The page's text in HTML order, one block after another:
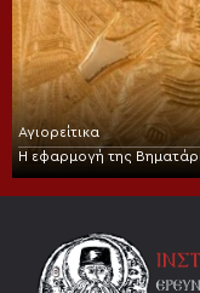
Αγιορείτικα
Η εφαρμογή της